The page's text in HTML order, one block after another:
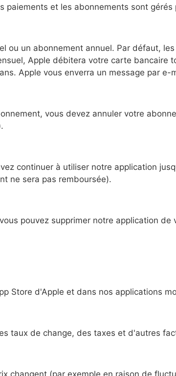
paiements et les abonnements sont gérés
ou un abonnement annuel. Par défaut,
Apple débitera votre carte bancaire
Apple vous enverra un message par
vous devez annuler votre
continuer à utiliser notre application
ne sera pas remboursée).
pouvez supprimer notre application
Store d'Apple et dans nos applications
taux de change, des taxes et d'autres
changent (par exemple en raison de